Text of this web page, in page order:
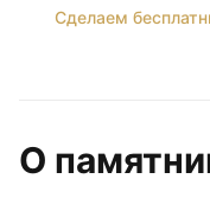
Сделаем
О